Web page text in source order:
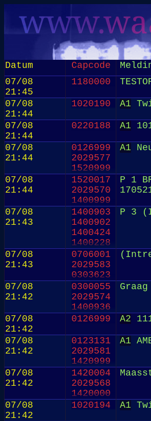
Datum Capcode
07/08
21:45
1180000
07/08
21:44
1020190 A1
07/08
21:44
0220188 A1
07/08
21:44
0126999
2029577
1520999
A1
07/08
21:44
1520017
2029570
1400999
P 1
07/08
21:43
1400903
1400902
1400424
1400228
2029569
0706583
P 3
07/08
21:43
0706001
2029583
0303623
07/08
21:42
0300055
2029574
1400936
07/08
21:42
0126999 A2
07/08
21:42
0123131
2029581
1420999
A1
07/08
21:42
1420004
2029568
1420000
07/08
21:42
1020194 A1